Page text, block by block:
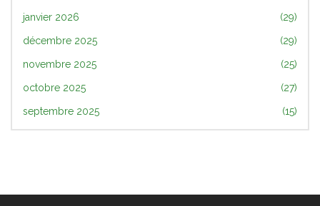
janvier 2026 (29)
décembre 2025 (29)
novembre 2025 (25)
octobre 2025 (27)
septembre 2025 (15)